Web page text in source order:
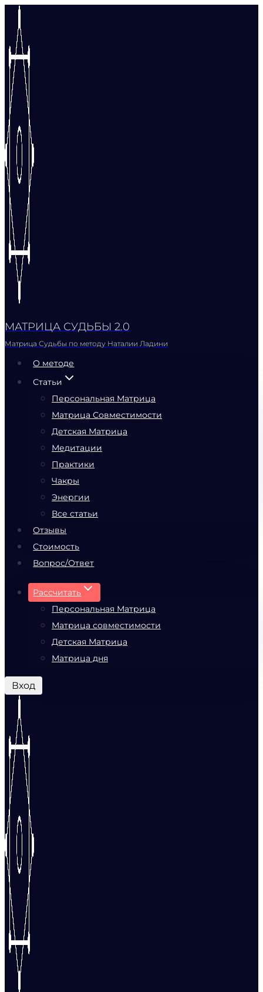
Перейти
содержимому
МАТРИЦА СУДЬБЫ 2.0
Матрица Судьбы по методу Наталии Ладини
О методе
Статьи
Персональная Матрица
Матрица Совместимости
Детская Матрица
Медитации
Практики
Чакры
Энергии
Все статьи
Отзывы
Стоимость
Вопрос/Ответ
Рассчитать
Персональная Матрица
Матрица совместимости
Детская Матрица
Матрица дня
Вход